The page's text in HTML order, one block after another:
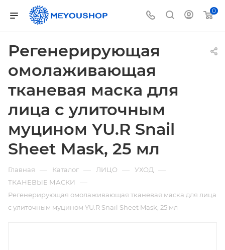
0
Регенерирующая
омолаживающая
тканевая маска для
лица с улиточным
муцином YU.R Snail
Sheet Mask, 25 мл
Главная — Каталог — ЛИЦО — УХОД —
ТКАНЕВЫЕ МАСКИ —
Регенерирующая омолаживающая тканевая маска для лица
с улиточным муцином YU.R Snail Sheet Mask, 25 мл